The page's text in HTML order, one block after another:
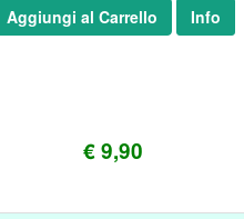
€ 9,90
Aggiungi al Carrello Info